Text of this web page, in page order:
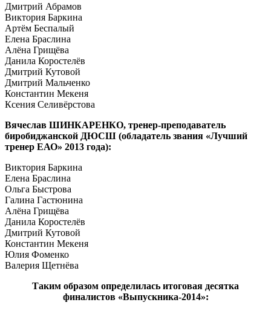
Дмитрий Абрамов
Виктория Баркина
Артём Беспалый
Елена Браслина
Алёна Грищёва
Данила Коростелёв
Дмитрий Кутовой
Дмитрий Мальченко
Константин Мекеня
Ксения Селивёрстова
Вячеслав ШИНКАРЕНКО, тренер-преподаватель
биробиджанской ДЮСШ (обладатель звания «Лучший
тренер ЕАО» 2013 года):
Виктория Баркина
Елена Браслина
Ольга Быстрова
Галина Гастюнина
Алёна Грищёва
Данила Коростелёв
Дмитрий Кутовой
Константин Мекеня
Юлия Фоменко
Валерия Щетнёва
Таким образом определилась итоговая десятка
финалистов «Выпускника-2014»: